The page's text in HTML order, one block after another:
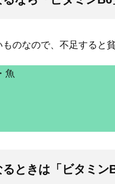
のなので、不足すると
魚
ときは「ビタミン